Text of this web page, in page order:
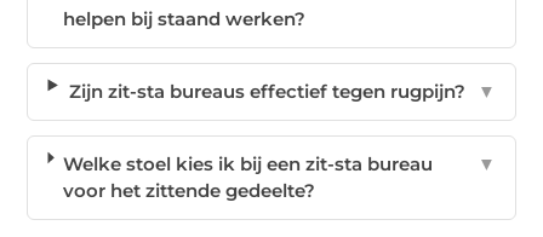
helpen bij staand werken?
Zijn zit-sta bureaus effectief tegen rugpijn? ▼
Welke stoel kies ik bij een zit-sta bureau
voor het zittende gedeelte?
▼